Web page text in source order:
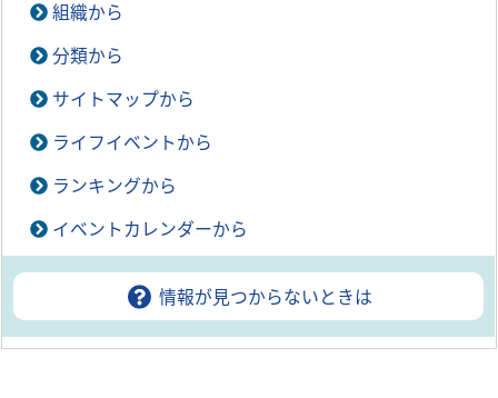
組織から
分類から
サイトマップから
ライフイベントから
ランキングから
イベントカレンダーから
情報が見つからないときは